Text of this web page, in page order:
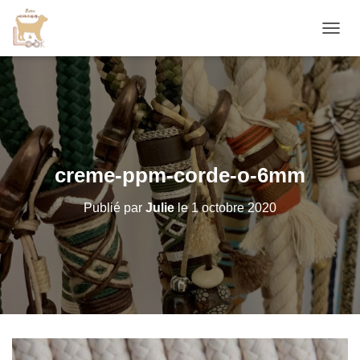
É
P
E
R
L
A
N
I
G
A
T
O
N
creme-ppm-corde-o-6mm
Publié par Juliele1 octobre 2020